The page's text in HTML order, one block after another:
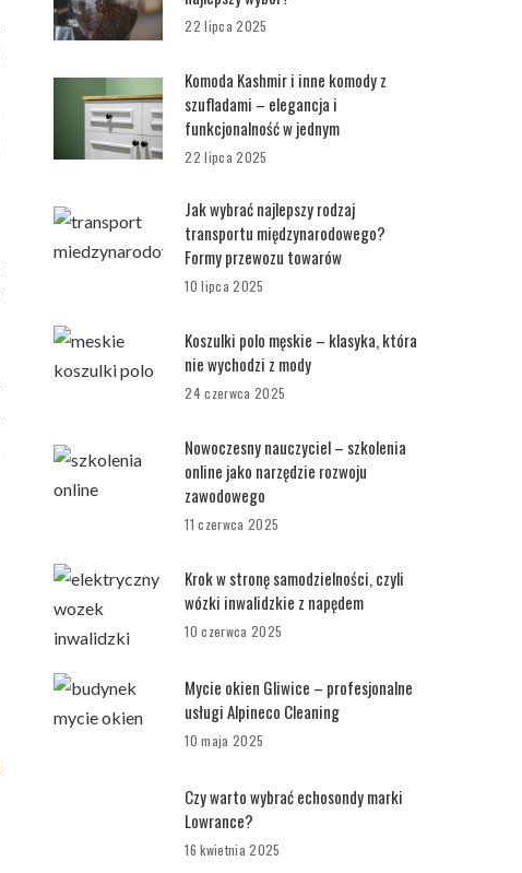
22 lipca 2025
Komoda Kashmir i inne komody z
szufladami – elegancja i
funkcjonalność w jednym
22 lipca 2025
Jak wybrać najlepszy rodzaj
transportu międzynarodowego?
Formy przewozu towarów
10 lipca 2025
Koszulki polo męskie – klasyka, która
nie wychodzi z mody
24 czerwca 2025
Nowoczesny nauczyciel – szkolenia
online jako narzędzie rozwoju
zawodowego
11 czerwca 2025
Krok w stronę samodzielności, czyli
wózki inwalidzkie z napędem
10 czerwca 2025
Mycie okien Gliwice – profesjonalne
usługi Alpineco Cleaning
10 maja 2025
Czy warto wybrać echosondy marki
Lowrance?
16 kwietnia 2025